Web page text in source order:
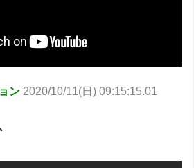
ン 2020/10/11(日) 09:15:15.01